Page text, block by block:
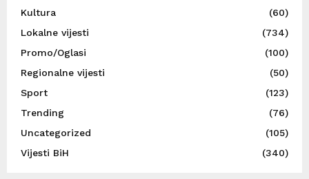
Kultura
(60)
Lokalne vijesti
(734)
Promo/Oglasi
(100)
Regionalne vijesti
(50)
Sport
(123)
Trending
(76)
Uncategorized
(105)
Vijesti BiH
(340)